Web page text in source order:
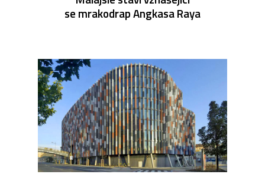
se mrakodrap Angkasa Raya